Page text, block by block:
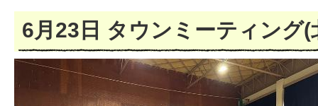
6月23日 タウンミーティング(